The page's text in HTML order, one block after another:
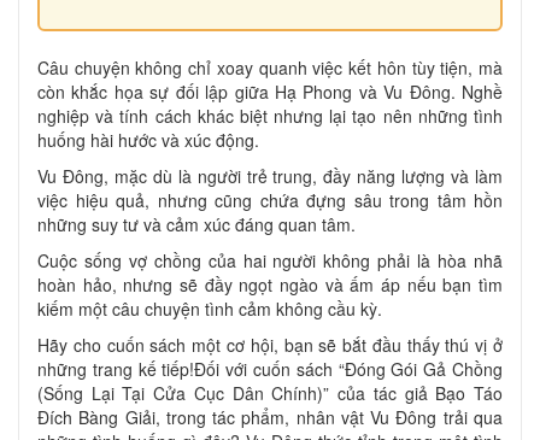
Câu chuyện không chỉ xoay quanh việc kết hôn tùy tiện, mà
còn khắc họa sự đối lập giữa Hạ Phong và Vu Đông. Nghề
nghiệp và tính cách khác biệt nhưng lại tạo nên những tình
huống hài hước và xúc động.
Vu Đông, mặc dù là người trẻ trung, đầy năng lượng và làm
việc hiệu quả, nhưng cũng chứa đựng sâu trong tâm hồn
những suy tư và cảm xúc đáng quan tâm.
Cuộc sống vợ chồng của hai người không phải là hòa nhã
hoàn hảo, nhưng sẽ đầy ngọt ngào và ấm áp nếu bạn tìm
kiếm một câu chuyện tình cảm không cầu kỳ.
Hãy cho cuốn sách một cơ hội, bạn sẽ bắt đầu thấy thú vị ở
những trang kế tiếp!Đối với cuốn sách “Đóng Gói Gả Chồng
(Sống Lại Tại Cửa Cục Dân Chính)” của tác giả Bạo Táo
Đích Bàng Giải, trong tác phẩm, nhân vật Vu Đông trải qua